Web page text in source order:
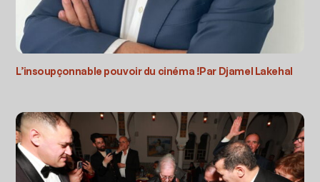
L’insoupçonnable pouvoir du cinéma !Par Djamel Lakehal